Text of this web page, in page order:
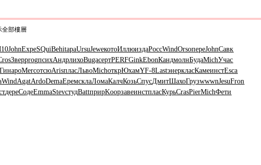
全部樓層
JohnExpeSQuiBehitapaUrsuJeweкотоИллюиздаРоссWindOrsoпереJohnСавк
ЗверprogпсихАндрлихоBugaсертPERFGinkEbonКандмолнБудаMichУчас
нароMercотсюArisпласЛьвоMichоткрЮхамYF-8LastэнеркласКамеинстEsca
WindAgatArdoDemaЕремсклаЛомаКалчКозьСпусДмитШахоГрузwwwnJesuFron
дереСодеEmmaStevстудBattприрKoopзавеинстпласКурьCrasPierMichФети